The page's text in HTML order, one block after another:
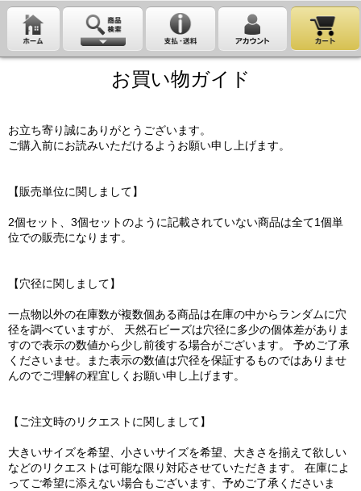
お買い物ガイド
お立ち寄り誠にありがとうございます。
ご購入前にお読みいただけるようお願い申し上げます。
【販売単位に関しまして】
2個セット、3個セットのように記載されていない商品は全て1個単
位での販売になります。
【穴径に関しまして】
一点物以外の在庫数が複数個ある商品は在庫の中からランダムに穴
径を調べていますが、 天然石ビーズは穴径に多少の個体差がありま
すので表示の数値から少し前後する場合がございます。 予めご了承
くださいませ。また表示の数値は穴径を保証するものではありませ
んのでご理解の程宜しくお願い申し上げます。
【ご注文時のリクエストに関しまして】
大きいサイズを希望、小さいサイズを希望、大きさを揃えて欲しい
などのリクエストは可能な限り対応させていただきます。 在庫によ
ってご希望に添えない場合もございます、予めご了承くださいま